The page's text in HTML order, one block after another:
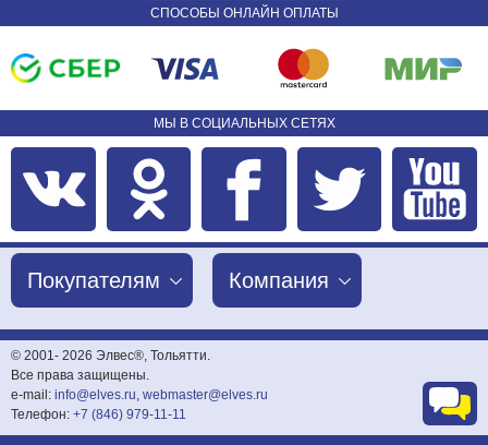
СПОСОБЫ ОНЛАЙН ОПЛАТЫ
МЫ В СОЦИАЛЬНЫХ СЕТЯХ
Покупателям Компания
© 2001- 2026 Элвес®, Тольятти.
Все права защищены.
e-mail: info@elves.ru, webmaster@elves.ru
Телефон: +7 (846) 979-11-11